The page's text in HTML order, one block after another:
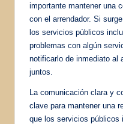
importante mantener una
con el arrendador. Si
los servicios públicos
problemas con algún
notificarlo de inmediato al
juntos.
La comunicación clara y
clave para mantener una
que los servicios públicos